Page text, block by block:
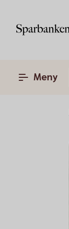
Meny